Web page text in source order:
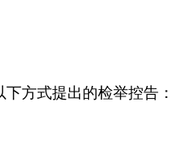
方式提出的检举控告：